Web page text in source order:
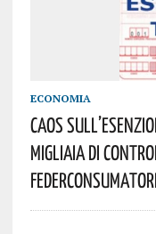
ECONOMIA
CAOS
MIGLIAIA DI
FEDERCONSUMATORI